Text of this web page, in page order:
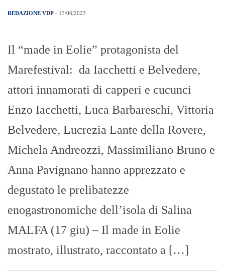
REDAZIONE VDP - 17/06/2023
Il “made in Eolie” protagonista del
Marefestival: da Iacchetti e Belvedere,
attori innamorati di capperi e cucunci
Enzo Iacchetti, Luca Barbareschi, Vittoria
Belvedere, Lucrezia Lante della Rovere,
Michela Andreozzi, Massimiliano Bruno e
Anna Pavignano hanno apprezzato e
degustato le prelibatezze
enogastronomiche dell’isola di Salina
MALFA (17 giu) – Il made in Eolie
mostrato, illustrato, raccontato a […]